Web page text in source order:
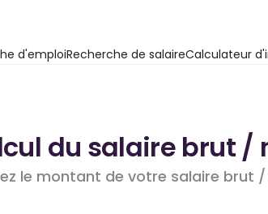
d'emploiRecherche de salaireCalculateur
du salaire brut /
le montant de votre salaire brut